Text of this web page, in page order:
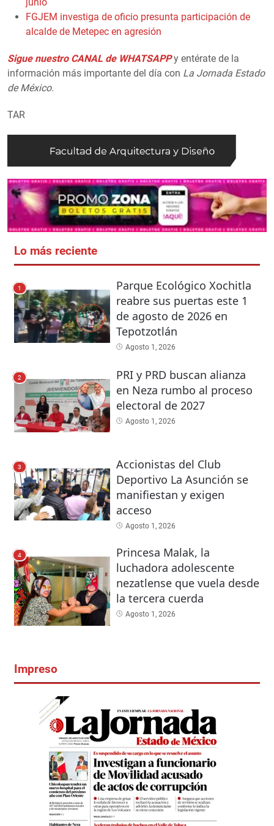
FGJEM investiga de oficio presunta participación de
alcalde de Metepec en agresión
Sigue nuestro CANAL de WHATSAPP y entérate de la
información más importante del día con La Jornada Estado
de México.
TAR
Lo más reciente
1
Parque Ecológico Xochitla
reabre sus puertas este 1
de agosto de 2026 en
Tepotzotlán
Agosto 1, 2026
2
PRI y PRD buscan alianza
en Neza rumbo al proceso
electoral de 2027
Agosto 1, 2026
3
Accionistas del Club
Deportivo La Asunción se
manifiestan y exigen
acceso
Agosto 1, 2026
4
Princesa Malak, la
luchadora adolescente
nezatlense que vuela desde
la tercera cuerda
Agosto 1, 2026
Impreso